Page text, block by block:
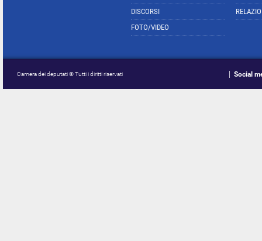
DISCORSI
FOTO/VIDEO
Camera dei deputati © Tutti i diritti riservati Social